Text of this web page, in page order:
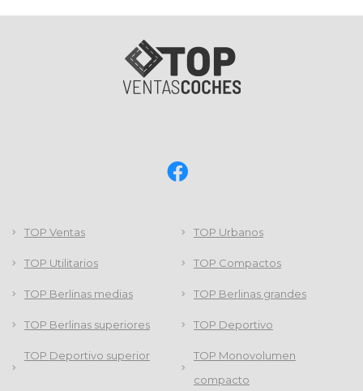
TOP Ventas TOP Urbanos
TOP Utilitarios TOP Compactos
TOP Berlinas medias TOP Berlinas grandes
TOP Berlinas superiores TOP Deportivo
TOP Deportivo superior
TOP Monovolumen
compacto